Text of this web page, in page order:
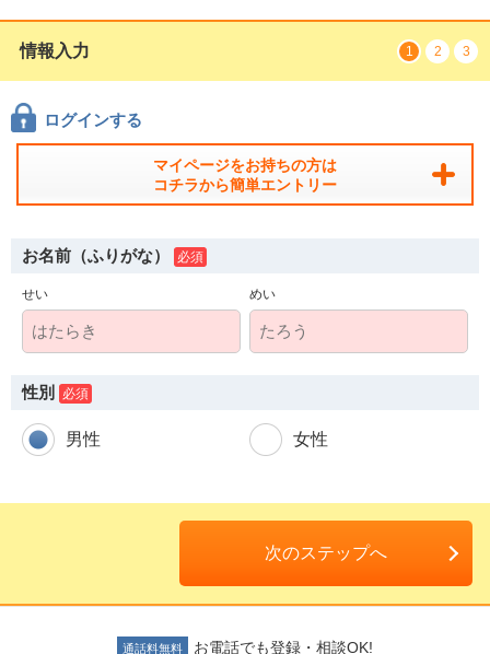
情報入力
ログインする
マイページをお持ちの方は
コチラから簡単エントリー
お名前（ふりがな）
せい めい
性別
男性 女性
次のステップへ
1 2 3
通話料無料 お電話でも登録・相談OK!
人材派遣のしくみ・メリット
お仕事の種類
仕事情報配信メール登録
よくあるご質問